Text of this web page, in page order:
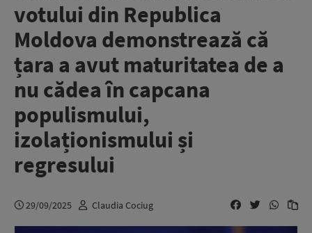
votului din Republica
Moldova demonstrează că
țara a avut maturitatea de a
nu cădea în capcana
populismului,
izolaționismului și
regresului
29/09/2025 Claudia Cociug